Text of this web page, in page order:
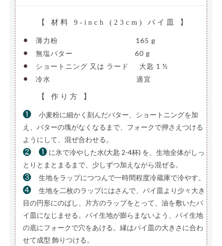
【 材料 9-inch (23cm) パイ皿 】
• 薄力粉 165 g
• 無塩バター 60 g
• ショートニング 又は ラード 大匙 1 ½
• 冷水 適宜
【 作り方 】
❶
小麦粉に細かく刻んだバター、ショートニングを加
え、バターの塊がなくなるまで、フォークで押さえつける
ようにして、混ぜ合わせる。
❷ ❶ に氷で冷やした水(大匙 2-4杯) を、生地全体がしっ
とりとまとまるまで、少しずつ加えながら混ぜる。
❸ 生地をラップにつつんで一時間程度冷蔵庫で冷やす。
❹
生地を二枚のラップにはさんで、パイ皿より少々大き
目の円形にのばし、片方のラップをとって、油を敷いたパ
イ皿になじませる。パイ生地が膨らまないよう、パイ生地
の底にフォークで穴をあける。縁はパイ皿の大きさに合わ
せて成型 飾りつける。